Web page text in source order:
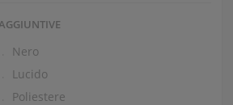
Nero
Lucido
Poliestere